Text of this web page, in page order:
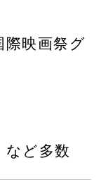
際映画祭グ
ど多数